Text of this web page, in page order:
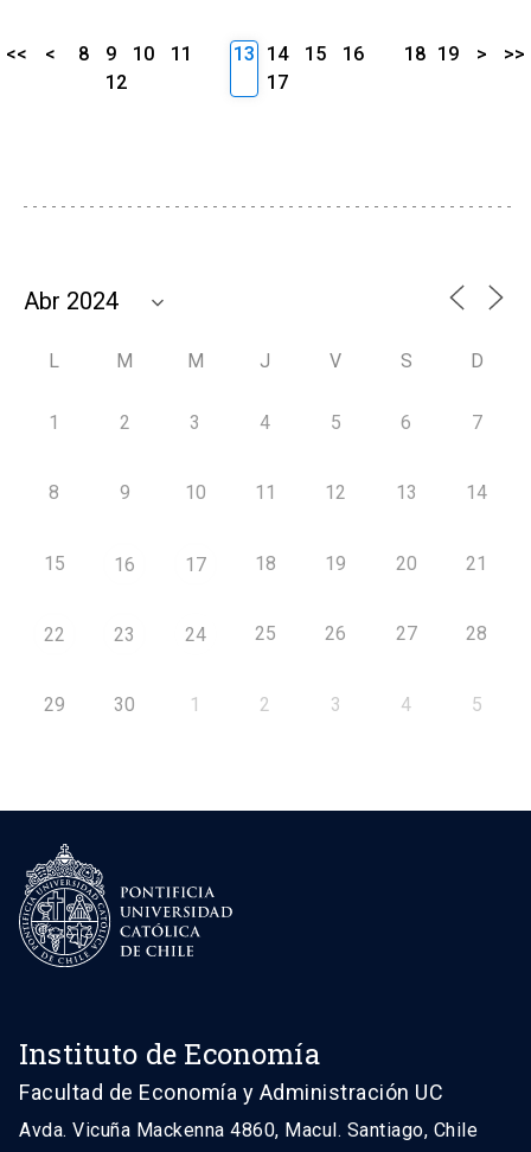
<< < 8 9 10
11
12
13 14 15
16
17
18 19 > >>
L M M J V S D
1 2 3 4 5 6 7
8 9 10 11 12 13 14
15 16 17 18 19 20 21
22 23 24 25 26 27 28
29 30 1 2 3 4 5
Instituto de Economía
Facultad de Economía y Administración UC
Avda. Vicuña Mackenna 4860, Macul. Santiago, Chile